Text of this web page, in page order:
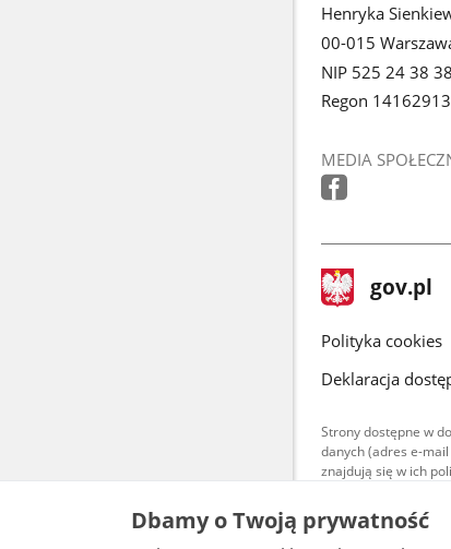
Henryka
00-015
NIP 525 24 38
Regon
MEDIA
stopka
gov.pl Strona
gov.pl
gov.pl
Polityka cookies
Deklaracja
Strony dostępne w
danych (adres e-
znajdują się w ich
Treści
Dbamy o Twoją prywatność